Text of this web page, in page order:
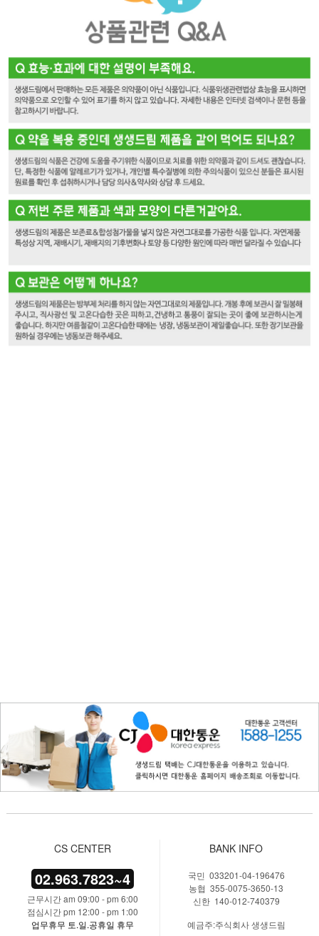
CS CENTER
02.963.7823~4
근무시간 am 09:00 - pm 6:00
점심시간 pm 12:00 - pm 1:00
업무휴무 토.일.공휴일 휴무
BANK INFO
국민 033201-04-196476
농협 355-0075-3650-13
신한 140-012-740379
예금주:주식회사 생생드림